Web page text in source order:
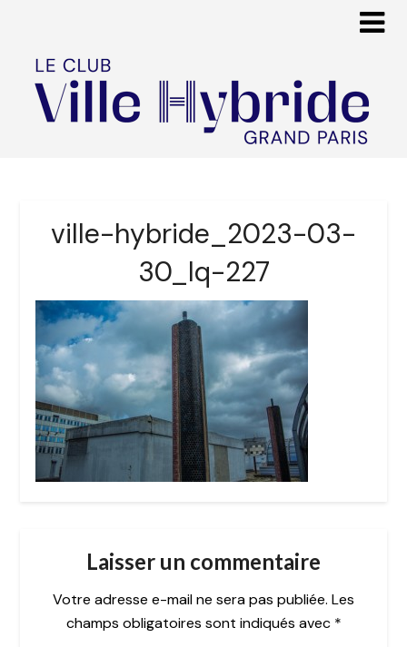
ville-hybride_2023-03-
30_lq-227
Laisser un commentaire
Votre adresse e-mail ne sera pas publiée. Les
champs obligatoires sont indiqués avec *